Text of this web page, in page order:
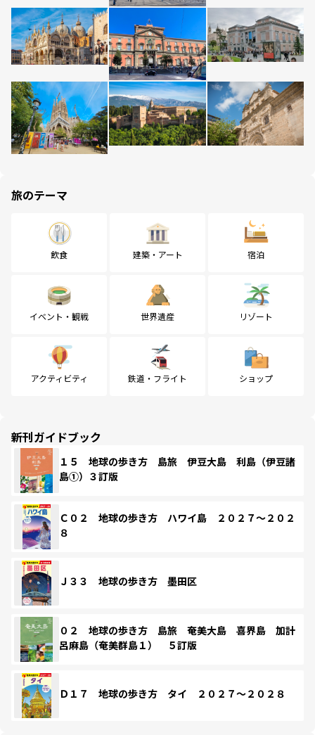
旅のテーマ
飲食 建築・アート 宿泊
イベント・観戦 世界遺産 リゾート
アクティビティ 鉄道・フライト ショップ
新刊ガイドブック
１５ 地球の歩き方 島旅 伊豆大島 利島（伊豆諸
島①）３訂版
Ｃ０２ 地球の歩き方 ハワイ島 ２０２７～２０２
８
Ｊ３３ 地球の歩き方 墨田区
０２ 地球の歩き方 島旅 奄美大島 喜界島 加計
呂麻島（奄美群島１） ５訂版
Ｄ１７ 地球の歩き方 タイ ２０２７～２０２８